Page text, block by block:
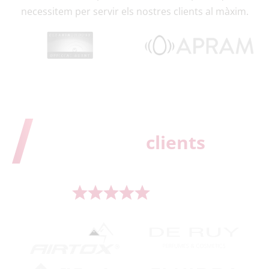
necessitem per servir els nostres clients al màxim.
clients